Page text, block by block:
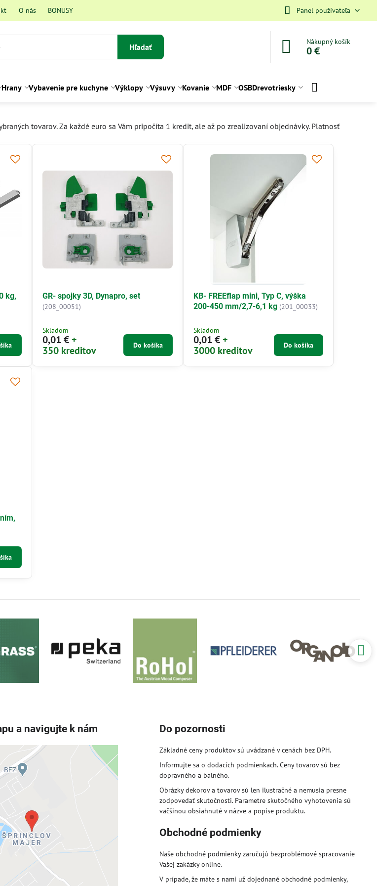
O nás BONUSY Panel používateľa
Hľadať
Nákupný košík
0 €
Hrany Vybavenie pre kuchyne Výklopy Výsuvy Kovanie MDF OSBDrevotriesky
tovarov. Za každé euro sa Vám pripočíta 1 kredit, ale až po zrealizovaní objednávky. Platnosť
kg,
GR- spojky 3D, Dynapro, set
(208_00051)
Skladom
0,01 €+
350 kreditov
Do košíka
KB- FREEflap mini, Typ C, výška
200-450 mm/2,7-6,1 kg (201_00033)
Skladom
0,01 €+
3000 kreditov
Do košíka
a navigujte k nám
obsah je blokovaný
si načítať externý obsah?
Povoliť tentokrát
zapamätať - súhlas s druhom
cookie: Funkčné
Do pozornosti
Základné ceny produktov sú uvádzané v cenách bez DPH.
Informujte sa o dodacích podmienkach. Ceny tovarov sú bez
dopravného a balného.
Obrázky dekorov a tovarov sú len ilustračné a nemusia presne
zodpovedať skutočnosti. Parametre skutočného vyhotovenia sú
väčšinou obsiahnuté v názve a popise produktu.
Obchodné podmienky
Naše obchodné podmienky zaručujú bezproblémové spracovanie
Vašej zakázky online.
V prípade, že máte s nami už dojednané obchodné podmienky,